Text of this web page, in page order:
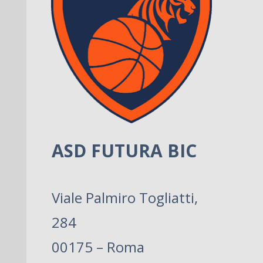
ASD FUTURA BIC
Viale Palmiro Togliatti,
284
00175 – Roma